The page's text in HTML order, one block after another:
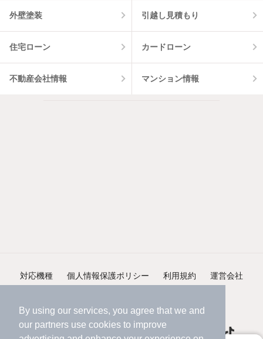
By using our services, you agree that we and
our partners use cookies to improve
外壁塗装 引越し見積もり
住宅ローン カードローン
不動産会社情報 マンション情報
対応機種 個人情報保護ポリシー 利用規約 運営会社